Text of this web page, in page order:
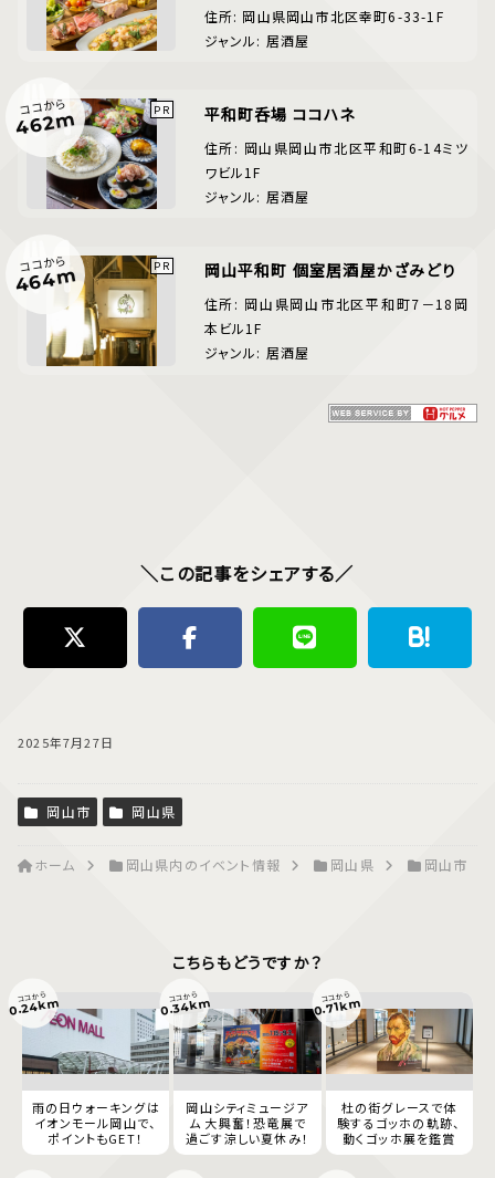
住所: 岡山県岡山市北区幸町6-33-1F
ジャンル: 居酒屋
ココから
462m 平和町呑場 ココハネ
住所: 岡山県岡山市北区平和町6-14ミツ
ワビル1F
ジャンル: 居酒屋
ココから
464m 岡山平和町 個室居酒屋かざみどり
住所: 岡山県岡山市北区平和町7－18岡
本ビル1F
ジャンル: 居酒屋
＼この記事をシェアする／
2025年7月27日
岡山市 岡山県
ホーム 岡山県内のイベント情報 岡山県 岡山市
こちらもどうですか？
雨の日ウォーキングは
イオンモール岡山で、
ポイントもGET！
ココから
0.24km
岡山シティミュージア
ム 大興奮！恐竜展で
過ごす涼しい夏休み！
ココから
0.34km
杜の街グレースで体
験するゴッホの軌跡、
動くゴッホ展を鑑賞
ココから
0.71km